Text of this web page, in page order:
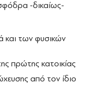
-δικαίως-
και των φυσικών
πρώτης κατοικίας
από τον ίδιο